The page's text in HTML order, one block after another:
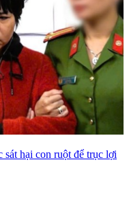
hại con ruột để trục lợi